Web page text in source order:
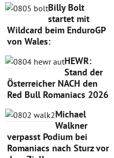
Billy Bolt
startet mit
Wildcard beim EnduroGP
von Wales:
HEWR:
Stand der
Österreicher NACH den
Red Bull Romaniacs 2026
Michael
Walkner
verpasst Podium bei
Romaniacs nach Sturz vor